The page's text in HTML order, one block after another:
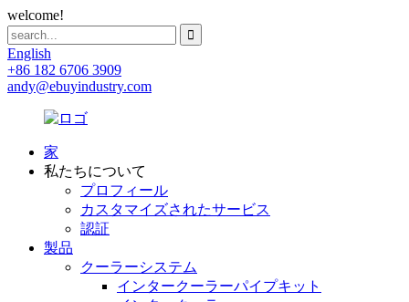
welcome!
English
+86 182 6706 3909
andy@ebuyindustry.com
家
私たちについて
プロフィール
カスタマイズされたサービス
認証
製品
クーラーシステム
インタークーラーパイプキット